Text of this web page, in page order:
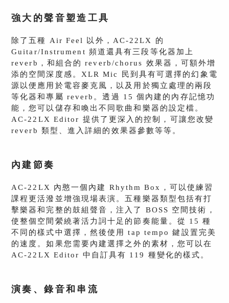
強大的聲音塑造工具
除了五種 Air Feel 以外，AC-22LX 的
Guitar/Instrument 頻道還具有三段等化器加上
reverb，和組合的 reverb/chorus 效果器，可額外增
添的空間深度感。XLR Mic 民到具有可選擇的幻象電
源以便應用於電容麥克風，以及用於獨立處理的兩段
等化器和專屬 reverb。透過 15 個內建的內存記憶功
能，您可以儲存和喚出不同歌曲和樂器的設定檔。
AC-22LX Editor 提供了更深入的控制，可讓您改變
reverb 類型、進入詳細的效果器參數等等。
內建節奏
AC-22LX 內憨一個內建 Rhythm Box，可以使練習
課程更活潑並增強現場表演。五種樂器類型包括有打
擊樂器和完整的鼓組聲音，注入了 BOSS 空間技術，
使整個空間縈繞著活力詞十足的節奏能量。從 15 種
不同的樣式中選擇，然後使用 tap tempo 鍵設置完美
的速度。如果您需要內建選擇之外的素材，您可以在
AC-22LX Editor 中自訂具有 119 種變化的樣式。
演奏、錄音和串流